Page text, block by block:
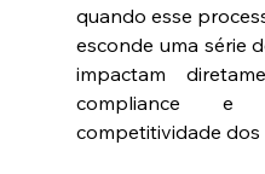
quando esse
esconde uma série
impactam
compliance
competitividade dos